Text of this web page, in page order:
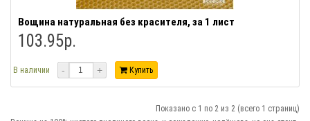
Вощина натуральная без красителя, за 1 лист
103.95р.
В наличии - + Купить
Показано с 1 по 2 из 2 (всего 1 страниц)